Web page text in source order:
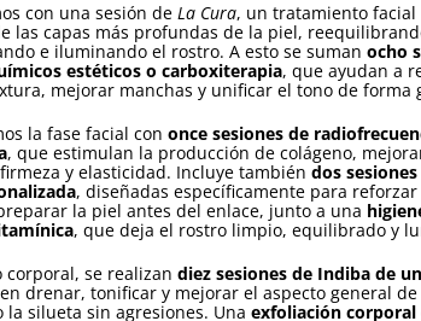
con una sesión de La Cura, un tratamiento
las capas más profundas de la piel,
e iluminando el rostro. A esto se suman ocho
estéticos o carboxiterapia, que ayudan a
mejorar manchas y unificar el tono de forma
la fase facial con once sesiones de
, que estimulan la producción de colágeno,
y elasticidad. Incluye también dos
, diseñadas específicamente para
la piel antes del enlace, junto a una
, que deja el rostro limpio, equilibrado y
corporal, se realizan diez sesiones de Indiba de
drenar, tonificar y mejorar el aspecto general
la silueta sin agresiones. Una exfoliación